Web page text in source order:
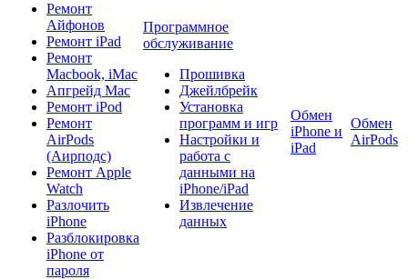
Ремонт
Айфонов
Ремонт iPad
Ремонт
Macbook, iMac
Апгрейд Mac
Ремонт iPod
Ремонт
AirPods
(Аирподс)
Ремонт Apple
Watch
Разлочить
iPhone
Разблокировка
iPhone от
пароля
Программное
обслуживание
Прошивка
Джейлбрейк
Установка
программ и игр
Настройки и
работа с
данными на
iPhone/iPad
Извлечение
данных
Обмен
iPhone и
iPad
Обмен
AirPods